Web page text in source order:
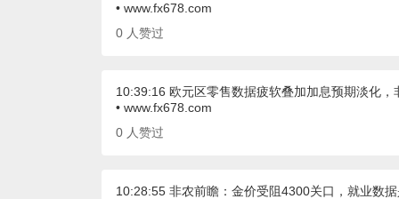
• www.fx678.com
0 人赞过
10:39:16 欧元区零售数据疲软叠加加息预期淡化，
• www.fx678.com
0 人赞过
10:28:55 非农前瞻：金价受阻4300关口，就业数据